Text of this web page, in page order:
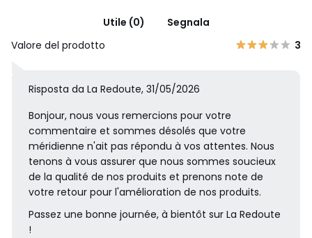
Utile (0)
Segnala
Valore del prodotto
3
Risposta da La Redoute, 31/05/2026
Bonjour, nous vous remercions pour votre
commentaire et sommes désolés que votre
méridienne n'ait pas répondu à vos attentes. Nous
tenons à vous assurer que nous sommes soucieux
de la qualité de nos produits et prenons note de
votre retour pour l'amélioration de nos produits.
Passez une bonne journée, à bientôt sur La Redoute
!